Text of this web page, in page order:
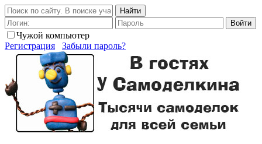
Найти
Войти
Чужой компьютер
Регистрация
Забыли пароль?